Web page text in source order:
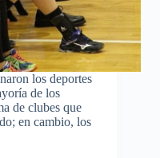
los deportes
de los
de clubes que
en cambio, los